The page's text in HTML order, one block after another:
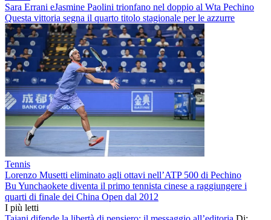
Sara Errani eJasmine Paolini trionfano nel doppio al Wta Pechino
Questa vittoria segna il quarto titolo stagionale per le azzurre
Tennis
Lorenzo Musetti eliminato agli ottavi nell’ATP 500 di Pechino
Bu Yunchaokete diventa il primo tennista cinese a raggiungere i
quarti di finale dei China Open dal 2012
I più letti